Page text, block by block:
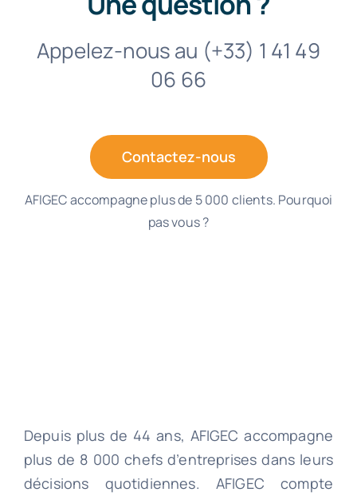
Appelez-nous au (+33) 1 41 49
06 66
Contactez-nous
AFIGEC accompagne plus de 5 000 clients. Pourquoi
pas vous ?
Depuis plus de 44 ans, AFIGEC accompagne
plus de 8 000 chefs d’entreprises dans leurs
décisions quotidiennes. AFIGEC compte